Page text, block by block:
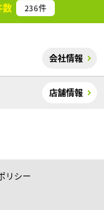
数 236件
会社情報
店舗情報
リシー